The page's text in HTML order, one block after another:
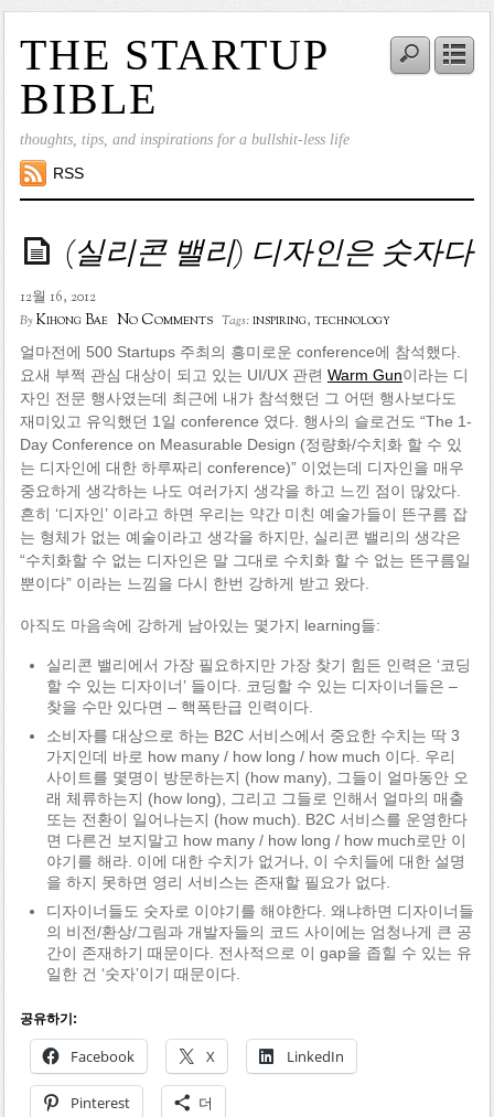
THE STARTUP
BIBLE
thoughts, tips, and inspirations for a bullshit-less life
RSS
(실리콘 밸리) 디자인은 숫자다
12월 16, 2012
ByKihong Bae No Comments Tags:inspiring, technology
얼마전에 500 Startups 주최의 흥미로운 conference에 참석했다.
요새 부쩍 관심 대상이 되고 있는 UI/UX 관련 Warm Gun이라는 디
자인 전문 행사였는데 최근에 내가 참석했던 그 어떤 행사보다도
재미있고 유익했던 1일 conference 였다. 행사의 슬로건도 “The 1-
Day Conference on Measurable Design (정량화/수치화 할 수 있
는 디자인에 대한 하루짜리 conference)” 이었는데 디자인을 매우
중요하게 생각하는 나도 여러가지 생각을 하고 느낀 점이 많았다.
흔히 ‘디자인’ 이라고 하면 우리는 약간 미친 예술가들이 뜬구름 잡
는 형체가 없는 예술이라고 생각을 하지만, 실리콘 밸리의 생각은
“수치화할 수 없는 디자인은 말 그대로 수치화 할 수 없는 뜬구름일
뿐이다” 이라는 느낌을 다시 한번 강하게 받고 왔다.
아직도 마음속에 강하게 남아있는 몇가지 learning들:
실리콘 밸리에서 가장 필요하지만 가장 찾기 힘든 인력은 ‘코딩
할 수 있는 디자이너’ 들이다. 코딩할 수 있는 디자이너들은 –
찾을 수만 있다면 – 핵폭탄급 인력이다.
소비자를 대상으로 하는 B2C 서비스에서 중요한 수치는 딱 3
가지인데 바로 how many / how long / how much 이다. 우리
사이트를 몇명이 방문하는지 (how many), 그들이 얼마동안 오
래 체류하는지 (how long), 그리고 그들로 인해서 얼마의 매출
또는 전환이 일어나는지 (how much). B2C 서비스를 운영한다
면 다른건 보지말고 how many / how long / how much로만 이
야기를 해라. 이에 대한 수치가 없거나, 이 수치들에 대한 설명
을 하지 못하면 영리 서비스는 존재할 필요가 없다.
디자이너들도 숫자로 이야기를 해야한다. 왜냐하면 디자이너들
의 비전/환상/그림과 개발자들의 코드 사이에는 엄청나게 큰 공
간이 존재하기 때문이다. 전사적으로 이 gap을 좁힐 수 있는 유
일한 건 ‘숫자’이기 때문이다.
공유하기:
Facebook X LinkedIn
Pinterest 더